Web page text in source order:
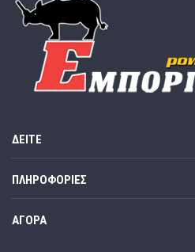
ΔΕΊΤΕ
ΠΛΗΡΟΦΟΡΊΕΣ
ΑΓΟΡΆ